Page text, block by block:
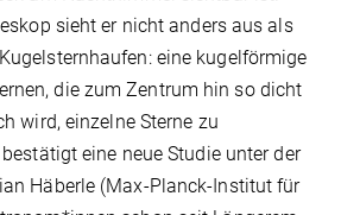
sieht er nicht anders aus als
eine kugelförmige
die zum Zentrum hin so dicht
wird, einzelne Sterne zu
eine neue Studie unter der
Häberle (Max-Planck-Institut für